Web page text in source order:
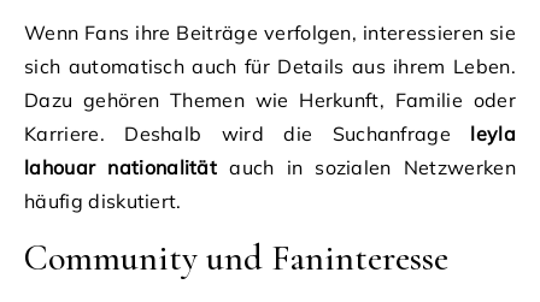
Wenn Fans ihre Beiträge verfolgen, interessieren sie
sich automatisch auch für Details aus ihrem Leben.
Dazu gehören Themen wie Herkunft, Familie oder
Karriere. Deshalb wird die Suchanfrage leyla
lahouar nationalität auch in sozialen Netzwerken
häufig diskutiert.
Community und Faninteresse